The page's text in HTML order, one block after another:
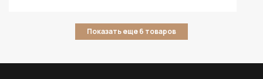
Показать еще 6 товаров